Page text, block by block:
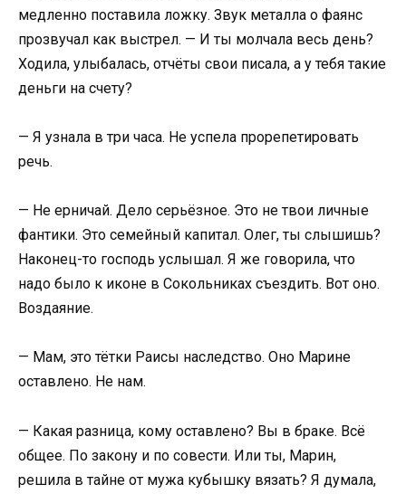
медленно поставила ложку. Звук металла о фаянс
прозвучал как выстрел. — И ты молчала весь день?
Ходила, улыбалась, отчёты свои писала, а у тебя такие
деньги на счету?
— Я узнала в три часа. Не успела прорепетировать
речь.
— Не ерничай. Дело серьёзное. Это не твои личные
фантики. Это семейный капитал. Олег, ты слышишь?
Наконец-то господь услышал. Я же говорила, что
надо было к иконе в Сокольниках съездить. Вот оно.
Воздаяние.
— Мам, это тётки Раисы наследство. Оно Марине
оставлено. Не нам.
— Какая разница, кому оставлено? Вы в браке. Всё
общее. По закону и по совести. Или ты, Марин,
решила в тайне от мужа кубышку вязать? Я думала,